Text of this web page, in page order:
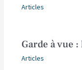
Articles
Garde à vue
Articles